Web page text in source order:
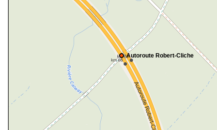
Autoroute Robert-Cliche